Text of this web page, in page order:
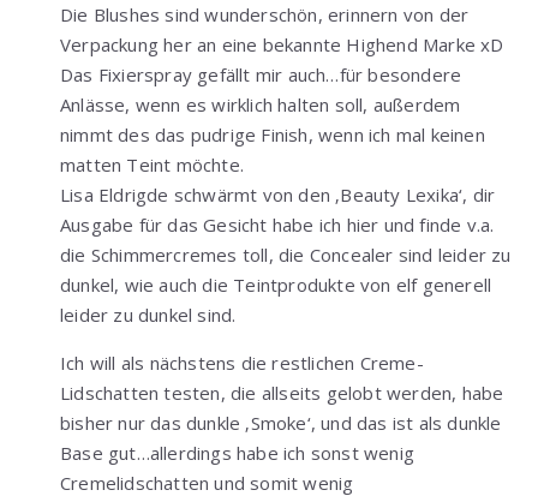
Die Blushes sind wunderschön, erinnern von der
Verpackung her an eine bekannte Highend Marke xD
Das Fixierspray gefällt mir auch…für besondere
Anlässe, wenn es wirklich halten soll, außerdem
nimmt des das pudrige Finish, wenn ich mal keinen
matten Teint möchte.
Lisa Eldrigde schwärmt von den ‚Beauty Lexika‘, dir
Ausgabe für das Gesicht habe ich hier und finde v.a.
die Schimmercremes toll, die Concealer sind leider zu
dunkel, wie auch die Teintprodukte von elf generell
leider zu dunkel sind.
Ich will als nächstens die restlichen Creme-
Lidschatten testen, die allseits gelobt werden, habe
bisher nur das dunkle ‚Smoke‘, und das ist als dunkle
Base gut…allerdings habe ich sonst wenig
Cremelidschatten und somit wenig